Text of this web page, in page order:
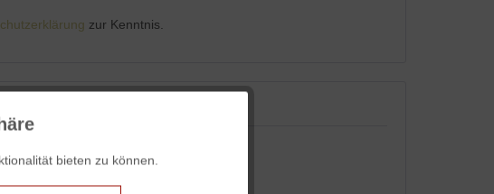
zur Kenntnis.
bieten zu können.